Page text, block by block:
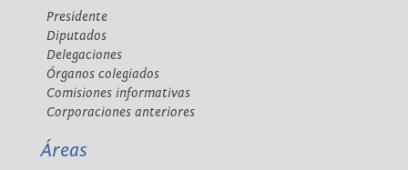
Presidente
Diputados
Delegaciones
Órganos colegiados
Comisiones informativas
Corporaciones anteriores
Áreas